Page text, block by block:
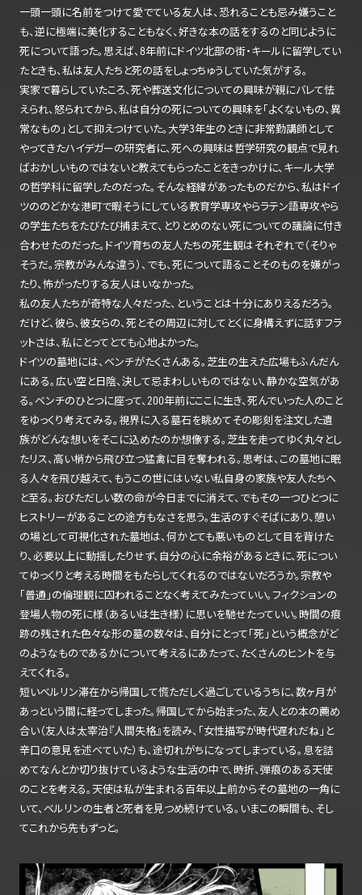
一頭一頭に名前をつけて愛でている友人は、恐れることも忌み嫌うこと
も、逆に極端に美化することもなく、好きな本の話をするのと同じように
死について語った。思えば、8年前にドイツ北部の街・キールに留学してい
たときも、私は友人たちと死の話をしょっちゅうしていた気がする。
実家で暮らしていたころ、死や葬送文化についての興味が親にバレて怯
えられ、怒られてから、私は自分の死についての興味を「よくないもの、異
常なもの」として抑えつけていた。大学3年生のときに非常勤講師として
やってきたハイデガーの研究者に、死への興味は哲学研究の観点で見れ
ばおかしいものではないと教えてもらったことをきっかけに、キール大学
の哲学科に留学したのだった。そんな経緯があったものだから、私はドイ
ツののどかな港町で暇そうにしている教育学専攻やらラテン語専攻やら
の学生たちをたびたび捕まえて、とりとめのない死についての議論に付き
合わせたのだった。ドイツ育ちの友人たちの死生観はそれぞれで（そりゃ
そうだ。宗教がみんな違う）、でも、死について語ることそのものを嫌がっ
たり、怖がったりする友人はいなかった。
私の友人たちが奇特な人々だった、ということは十分にありえるだろう。
だけど、彼ら、彼女らの、死とその周辺に対してとくに身構えずに話すフラ
ットさは、私にとってとても心地よかった。
ドイツの墓地には、ベンチがたくさんある。芝生の生えた広場もふんだん
にある。広い空と日陰、決して忌まわしいものではない、静かな空気があ
る。ベンチのひとつに座って、200年前にここに生き、死んでいった人のこと
をゆっくり考えてみる。視界に入る墓石を眺めてその彫刻を注文した遺
族がどんな想いをそこに込めたのか想像する。芝生を走ってゆく丸々とし
たリス、高い梢から飛び立つ猛禽に目を奪われる。思考は、この墓地に眠
る人々を飛び越えて、もうこの世にはいない私自身の家族や友人たちへ
と至る。おびただしい数の命が今日までに消えて、でもその一つひとつに
ヒストリーがあることの途方もなさを思う。生活のすぐそばにあり、憩い
の場として可視化された墓地は、何かとても悪いものとして目を背けた
り、必要以上に動揺したりせず、自分の心に余裕があるときに、死につい
てゆっくりと考える時間をもたらしてくれるのではないだろうか。宗教や
「普通」の倫理観に囚われることなく考えてみたっていい。フィクションの
登場人物の死に様（あるいは生き様）に思いを馳せたっていい。時間の痕
跡の残された色々な形の墓の数々は、自分にとって「死」という概念がど
のようなものであるかについて考えるにあたって、たくさんのヒントを与
えてくれる。
短いベルリン滞在から帰国して慌ただしく過ごしているうちに、数ヶ月が
あっという間に経ってしまった。帰国してから始まった、友人との本の薦め
合い（友人は太宰治『人間失格』を読み、「女性描写が時代遅れだね」と
辛口の意見を述べていた）も、途切れがちになってしまっている。息を詰
めてなんとか切り抜けているような生活の中で、時折、弾痕のある天使
のことを考える。天使は私が生まれる百年以上前からその墓地の一角に
いて、ベルリンの生者と死者を見つめ続けている。いまこの瞬間も、そし
てこれから先もずっと。